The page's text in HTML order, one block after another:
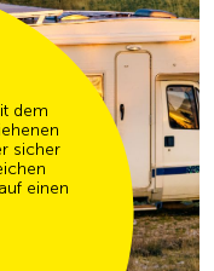
dem
sicher
einen